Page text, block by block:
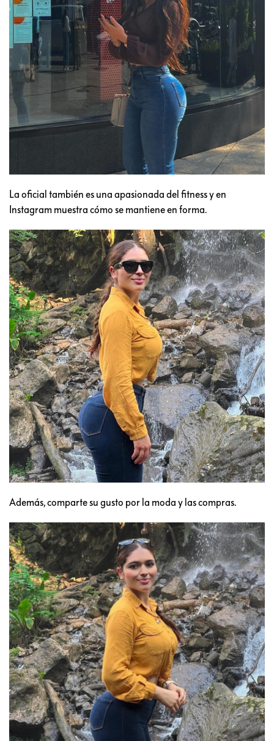
La oficial también es una apasionada del fitness y en
Instagram muestra cómo se mantiene en forma.
Además, comparte su gusto por la moda y las compras.